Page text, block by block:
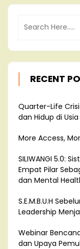
RECENT
Quarter-Life
dan Hidup di
More Access,
SILIWANGI 5.0:
Empat Pilar
dan Mental
S.E.M.B.U.H
Leadership
Webinar
dan Upaya